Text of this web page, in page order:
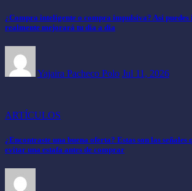
¿Compra inteligente o compra impulsiva? Así
realmente mejorará tu día a día
Yajaira Pacheco Polo Jul 11, 2026
ARTÍCULOS
¿Encontraste una buena oferta? Estas son las
evitar una estafa antes de comprar